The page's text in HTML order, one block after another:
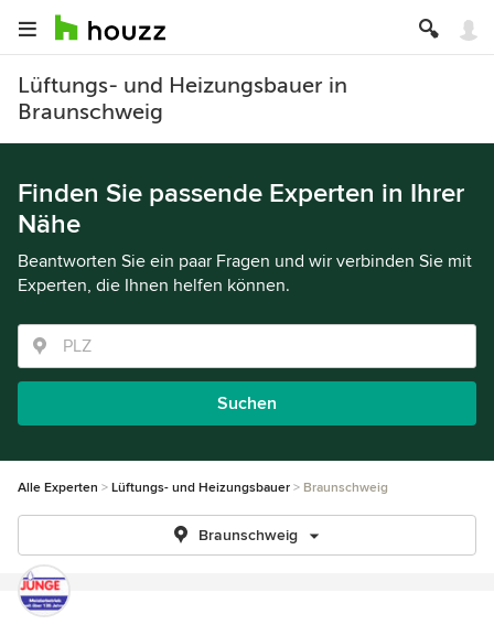
Lüftungs- und Heizungsbauer in
Braunschweig
Finden Sie passende Experten in Ihrer
Nähe
Beantworten Sie ein paar Fragen und wir verbinden Sie mit
Experten, die Ihnen helfen können.
Suchen
Alle Experten Lüftungs- und Heizungsbauer Braunschweig
Braunschweig